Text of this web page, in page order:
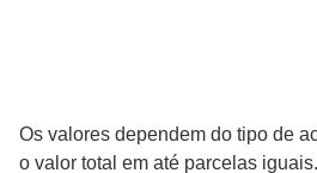
Os valores dependem do tipo de
o valor total em até parcelas